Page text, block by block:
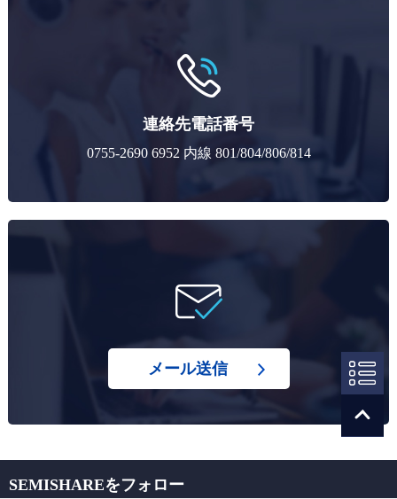
連絡先電話番号
0755-2690 6952 内線 801/804/806/814
メール送信
SEMISHAREをフォロー